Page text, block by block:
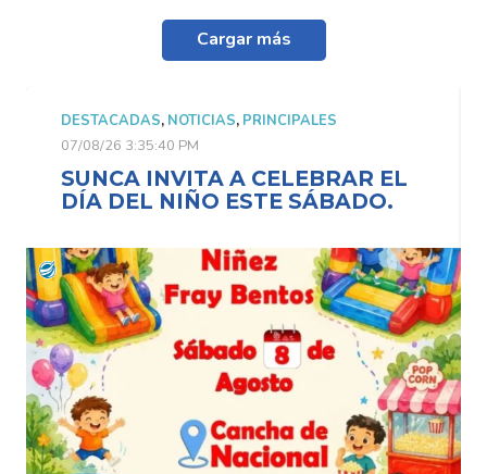
Cargar más
DESTACADAS, NOTICIAS, PRINCIPALES
07/08/26 3:35:40 PM
SUNCA INVITA A CELEBRAR EL
DÍA DEL NIÑO ESTE SÁBADO.